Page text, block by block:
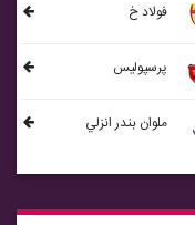
فولاد خ
پرسپولیس
ملوان بندر انزلي